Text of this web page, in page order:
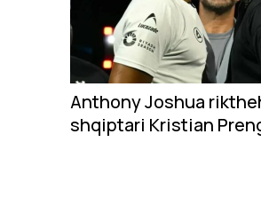
Anthony Joshua
shqiptari Kristian